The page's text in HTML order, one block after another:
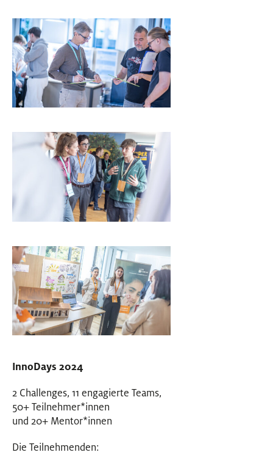
InnoDays 2024
2 Challenges, 11 engagierte Teams,
50+ Teilnehmer*innen
und 20+ Mentor*innen
Die Teilnehmenden: